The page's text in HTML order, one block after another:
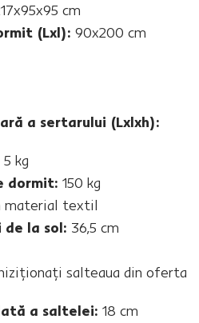
cm
(Lxl): 90x200 cm
a sertarului (Lxlxh):
5 kg
dormit: 150 kg
material textil
la sol: 36,5 cm
salteaua din oferta
a saltelei: 18 cm